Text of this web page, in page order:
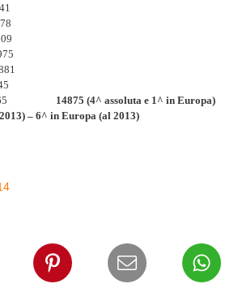
14875 (4^ assoluta e 1^ in Europa)
– 6^ in Europa (al 2013)